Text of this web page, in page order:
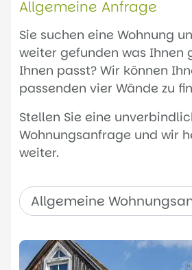
Allgemeine Anfrage
Sie suchen eine Wohnung
weiter gefunden was Ihnen
Ihnen passt? Wir können
passenden vier Wände zu
Stellen Sie eine
Wohnungsanfrage und wir
weiter.
Allgemeine